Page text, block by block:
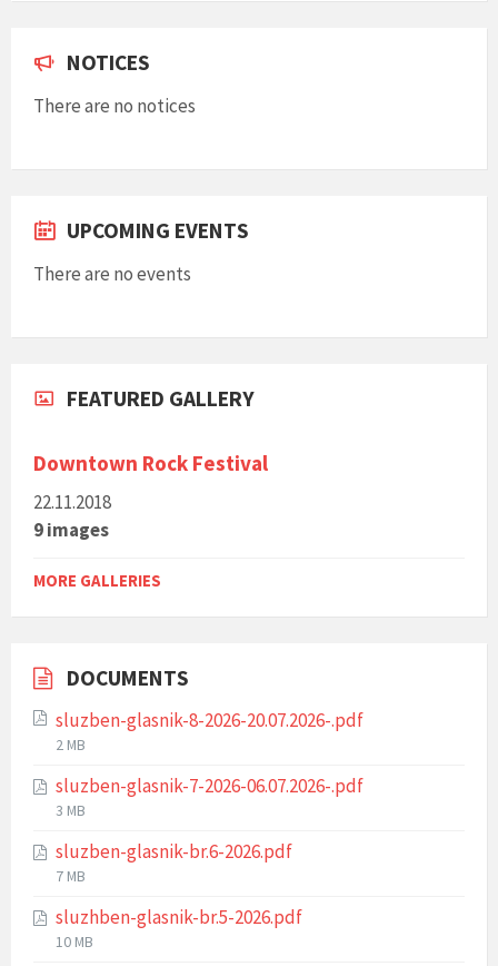
NOTICES
There are no notices
UPCOMING EVENTS
There are no events
FEATURED GALLERY
Downtown Rock Festival
22.11.2018
9 images
MORE GALLERIES
DOCUMENTS
sluzben-glasnik-8-2026-20.07.2026-.pdf
F
l
e
i
e
:
2 MB
sluzben-glasnik-7-2026-06.07.2026-.pdf
F
l
e
i
3 MB
sluzben-glasnik-br.6-2026.pdf
F
l
e
7 MB
sluzhben-glasnik-br.5-2026.pdf
F
10 MB